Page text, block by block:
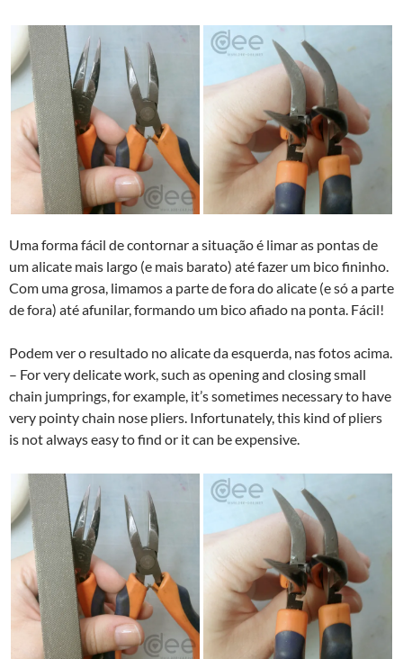
Uma forma fácil de contornar a situação é limar as pontas de
um alicate mais largo (e mais barato) até fazer um bico fininho.
Com uma grosa, limamos a parte de fora do alicate (e só a parte
de fora) até afunilar, formando um bico afiado na ponta. Fácil!
Podem ver o resultado no alicate da esquerda, nas fotos acima.
– For very delicate work, such as opening and closing small
chain jumprings, for example, it’s sometimes necessary to have
very pointy chain nose pliers. Infortunately, this kind of pliers
is not always easy to find or it can be expensive.